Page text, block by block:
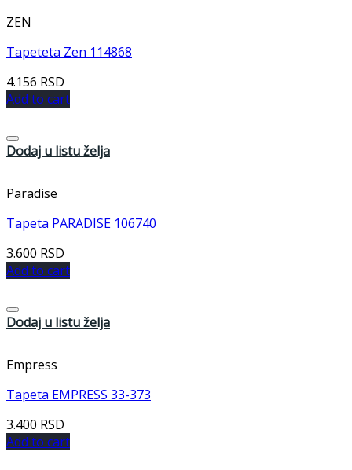
ZEN
Tapeteta Zen 114868
4.156 RSD
Add to cart
Dodaj u listu želja
Paradise
Tapeta PARADISE 106740
3.600 RSD
Add to cart
Dodaj u listu želja
Empress
Tapeta EMPRESS 33-373
3.400 RSD
Add to cart